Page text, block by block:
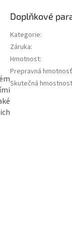
Doplňkové
Kategorie:
Záruka:
Hmotnost:
Prepravná hmotnosť
Skutečná hmostnost